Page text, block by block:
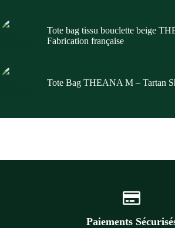
Tote bag tissu bouclette beige
Fabrication française
Tote Bag THEANA M – Tartan
Paiements